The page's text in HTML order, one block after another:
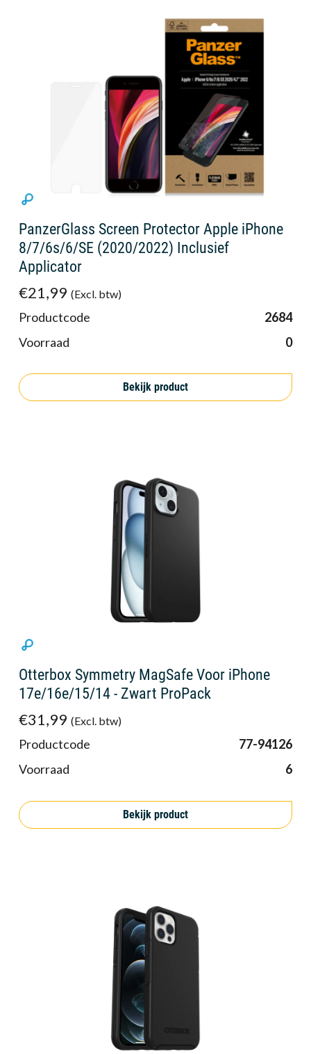
PanzerGlass Screen Protector Apple iPhone
8/7/6s/6/SE (2020/2022) Inclusief
Applicator
€21,99 (Excl. btw)
Productcode
2684
Voorraad
0
Bekijk product
Otterbox Symmetry MagSafe Voor iPhone
17e/16e/15/14 - Zwart ProPack
€31,99 (Excl. btw)
Productcode
77-94126
Voorraad
6
Bekijk product